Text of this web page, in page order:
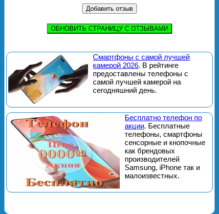
ОБНОВИТЬ СТРАНИЦУ С ОТЗЫВАМИ
Смартфоны с самой лучшей
камерой 2026. В рейтинге
предоставлены телефоны с
самой лучшей камерой на
сегодняшний день.
Бесплатно телефон по
акции. Бесплатные
телефоны, смартфоны
сенсорные и кнопочные
как брендовых
производителей
Samsung, iPhone так и
малоизвестных.